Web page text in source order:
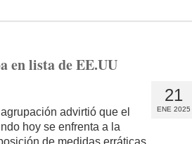
en lista de EE.UU
21
ENE 2025
agrupación advirtió que el
hoy se enfrenta a la
de medidas erráticas,